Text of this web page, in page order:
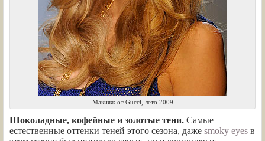
Макияж от Gucci, лето 2009
Шоколадные, кофейные и золотые тени. Самые
естественные оттенки теней этого сезона, даже smoky eyes в